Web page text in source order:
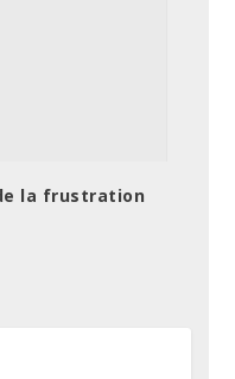
la frustration